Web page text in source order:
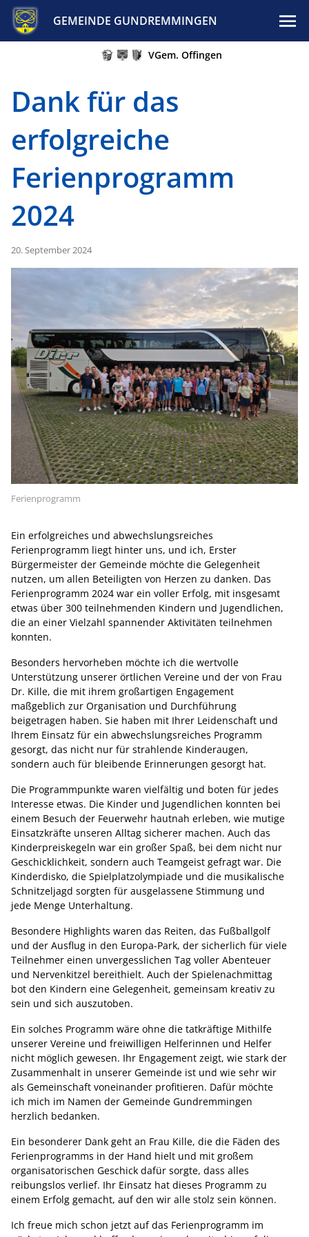
GEMEINDE GUNDREMMINGEN
VGem. Offingen
Dank für das
erfolgreiche
Ferienprogramm
2024
20. September 2024
Ein erfolgreiches und abwechslungsreiches
Ferienprogramm liegt hinter uns, und ich, Erster
Bürgermeister der Gemeinde möchte die Gelegenheit
nutzen, um allen Beteiligten von Herzen zu danken. Das
Ferienprogramm 2024 war ein voller Erfolg, mit insgesamt
etwas über 300 teilnehmenden Kindern und Jugendlichen,
die an einer Vielzahl spannender Aktivitäten teilnehmen
konnten.
Besonders hervorheben möchte ich die wertvolle
Unterstützung unserer örtlichen Vereine und der von Frau
Dr. Kille, die mit ihrem großartigen Engagement
maßgeblich zur Organisation und Durchführung
beigetragen haben. Sie haben mit Ihrer Leidenschaft und
Ihrem Einsatz für ein abwechslungsreiches Programm
gesorgt, das nicht nur für strahlende Kinderaugen,
sondern auch für bleibende Erinnerungen gesorgt hat.
Die Programmpunkte waren vielfältig und boten für jedes
Interesse etwas. Die Kinder und Jugendlichen konnten bei
einem Besuch der Feuerwehr hautnah erleben, wie mutige
Einsatzkräfte unseren Alltag sicherer machen. Auch das
Kinderpreiskegeln war ein großer Spaß, bei dem nicht nur
Geschicklichkeit, sondern auch Teamgeist gefragt war. Die
Kinderdisko, die Spielplatzolympiade und die musikalische
Schnitzeljagd sorgten für ausgelassene Stimmung und
jede Menge Unterhaltung.
Besondere Highlights waren das Reiten, das Fußballgolf
und der Ausflug in den Europa-Park, der sicherlich für viele
Teilnehmer einen unvergesslichen Tag voller Abenteuer
und Nervenkitzel bereithielt. Auch der Spielenachmittag
bot den Kindern eine Gelegenheit, gemeinsam kreativ zu
sein und sich auszutoben.
Ein solches Programm wäre ohne die tatkräftige Mithilfe
unserer Vereine und freiwilligen Helferinnen und Helfer
nicht möglich gewesen. Ihr Engagement zeigt, wie stark der
Zusammenhalt in unserer Gemeinde ist und wie sehr wir
als Gemeinschaft voneinander profitieren. Dafür möchte
ich mich im Namen der Gemeinde Gundremmingen
herzlich bedanken.
Ein besonderer Dank geht an Frau Kille, die die Fäden des
Ferienprogramms in der Hand hielt und mit großem
organisatorischen Geschick dafür sorgte, dass alles
reibungslos verlief. Ihr Einsatz hat dieses Programm zu
einem Erfolg gemacht, auf den wir alle stolz sein können.
Ich freue mich schon jetzt auf das Ferienprogramm im
Ferienprogramm